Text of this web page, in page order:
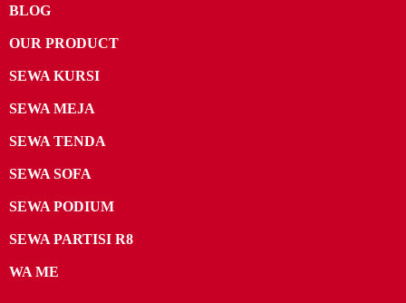
BLOG
OUR PRODUCT
SEWA KURSI
SEWA MEJA
SEWA TENDA
SEWA SOFA
SEWA PODIUM
SEWA PARTISI R8
WA ME